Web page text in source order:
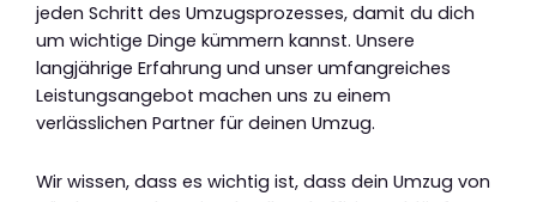
jeden Schritt des Umzugsprozesses, damit du dich
um wichtige Dinge kümmern kannst. Unsere
langjährige Erfahrung und unser umfangreiches
Leistungsangebot machen uns zu einem
verlässlichen Partner für deinen Umzug.
Wir wissen, dass es wichtig ist, dass dein Umzug von